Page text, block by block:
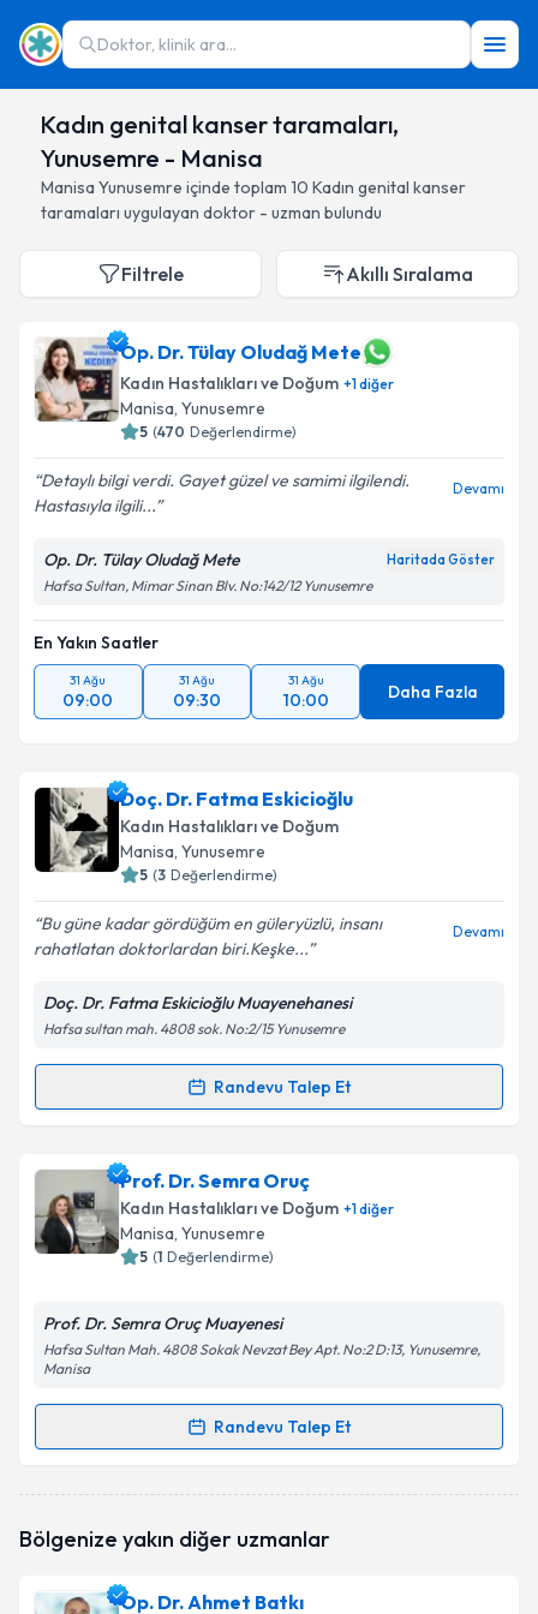
Doktor, klinik ara...
Kadın genital kanser taramaları,
Yunusemre - Manisa
Manisa Yunusemre içinde toplam 10 Kadın genital kanser
taramaları uygulayan doktor - uzman bulundu
Filtrele Akıllı Sıralama
Op. Dr. Tülay Oludağ Mete
Kadın Hastalıkları ve Doğum +1diğer
Manisa, Yunusemre
5 (470 Değerlendirme)
Detaylı bilgi verdi. Gayet güzel ve samimi ilgilendi.
Hastasıyla ilgili...
Devamı
Op. Dr. Tülay Oludağ Mete Haritada Göster
Hafsa Sultan, Mimar Sinan Blv. No:142/12 Yunusemre
En Yakın Saatler
31 Ağu
09:00
31 Ağu
09:30
31 Ağu
10:00 Daha Fazla
Doç. Dr. Fatma Eskicioğlu
Kadın Hastalıkları ve Doğum
Manisa, Yunusemre
5 (3 Değerlendirme)
Bu güne kadar gördüğüm en güleryüzlü, insanı
rahatlatan doktorlardan biri.Keşke...
Devamı
Doç. Dr. Fatma Eskicioğlu Muayenehanesi
Hafsa sultan mah. 4808 sok. No:2/15 Yunusemre
Randevu Talep Et
Randevu Takvimi Talebi
Doç. Dr. Fatma Eskicioğluiçin randevu takvimi talebi
oluşturun. Size bu uzmandan randevu almanız için bir
takvim hazırlandığında e-posta ile bilgilendireceğiz.
'ni okudum ve kişisel verilerimin belirtilen
kapsamda işlenmesini kabul ediyorum.
Prof. Dr. Semra Oruç
Kadın Hastalıkları ve Doğum +1diğer
Manisa, Yunusemre
5 (1 Değerlendirme)
Prof. Dr. Semra Oruç Muayenesi
Hafsa Sultan Mah. 4808 Sokak Nevzat Bey Apt. No:2 D:13, Yunusemre,
Manisa
Randevu Talep Et
Randevu Takvimi Talebi
oluşturun. Size bu uzmandan randevu almanız için bir
Bölgenize yakın diğer uzmanlar
Op. Dr. Ahmet Batkı